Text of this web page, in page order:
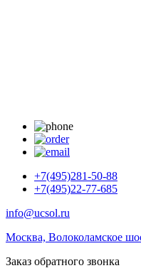
+7(495)281-50-88
+7(495)22-77-685
info@ucsol.ru
Москва, Волоколамское
Заказ обратного звонка